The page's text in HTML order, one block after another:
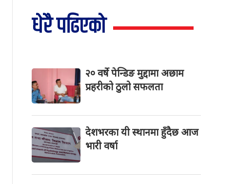
धेरै पढिएको
२० वर्षे पेन्डिङ मुद्दामा अछाम
प्रहरीको ठुलो सफलता
देशभरका यी स्थानमा हुँदैछ आज
भारी वर्षा